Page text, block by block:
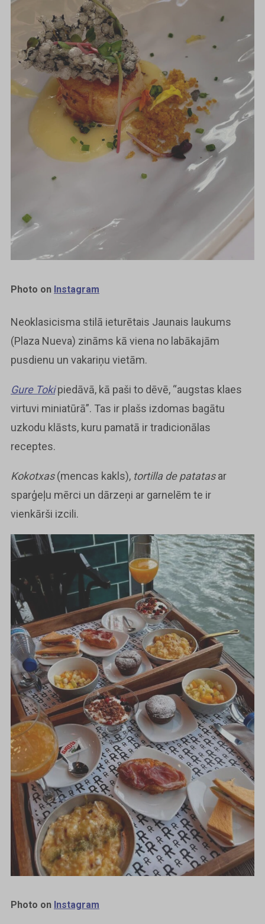
Photo on Instagram
Neoklasicisma stilā ieturētais Jaunais laukums
(Plaza Nueva) zināms kā viena no labākajām
pusdienu un vakariņu vietām.
Gure Tokipiedāvā, kā paši to dēvē, “augstas klaes
virtuvi miniatūrā”. Tas ir plašs izdomas bagātu
uzkodu klāsts, kuru pamatā ir tradicionālas
receptes.
Kokotxas(mencas kakls), tortilla de patatasar
sparģeļu mērci un dārzeņi ar garnelēm te ir
vienkārši izcili.
Photo on Instagram